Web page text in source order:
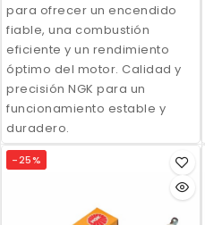
para ofrecer un encendido
fiable, una combustión
eficiente y un rendimiento
óptimo del motor. Calidad y
precisión NGK para un
funcionamiento estable y
duradero.
-25%